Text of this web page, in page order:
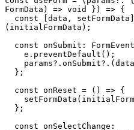
FormData) => void }) => {
(initialFormData);
const onSubmit:
    e.preventDefault();
  };
  const onReset = () => {
  };